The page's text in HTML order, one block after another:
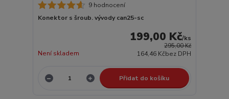
9 hodnocení
Konektor s šroub. vývody can25-sc
295,00 Kč
199,00 Kč/ks
164,46 Kčbez DPH
Není skladem
Přidat do košíku